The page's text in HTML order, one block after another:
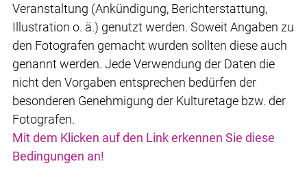
Veranstaltung (Ankündigung, Berichterstattung,
Illustration o. ä.) genutzt werden. Soweit Angaben zu
den Fotografen gemacht wurden sollten diese auch
genannt werden. Jede Verwendung der Daten die
nicht den Vorgaben entsprechen bedürfen der
besonderen Genehmigung der Kulturetage bzw. der
Fotografen.
Mit dem Klicken auf den Link erkennen Sie diese
Bedingungen an!